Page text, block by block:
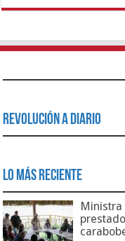
Revolución a Diario
Lo Más Reciente
Ministra